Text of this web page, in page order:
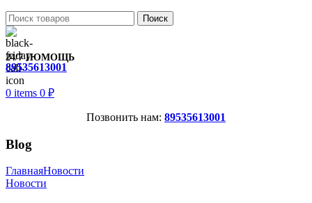
Поиск
24/7 ПОМОЩЬ
89535613001
0 items 0 ₽
Позвонить нам: 89535613001
Blog
ГлавнаяНовости
Новости